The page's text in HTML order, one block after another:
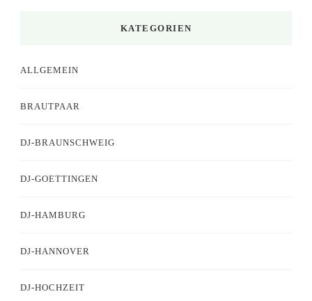
KATEGORIEN
ALLGEMEIN
BRAUTPAAR
DJ-BRAUNSCHWEIG
DJ-GOETTINGEN
DJ-HAMBURG
DJ-HANNOVER
DJ-HOCHZEIT